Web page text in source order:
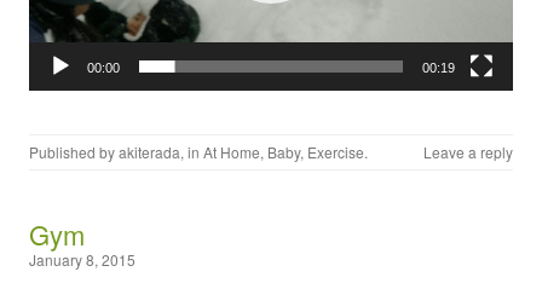
00:00 00:19
Published byakiterada, in At Home, Baby, Exercise. Leave a reply
Gym
January 8, 2015